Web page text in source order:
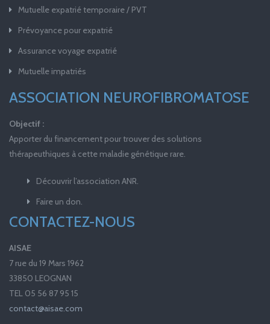
Mutuelle expatrié temporaire / PVT
Prévoyance pour expatrié
Assurance voyage expatrié
Mutuelle impatriés
ASSOCIATION NEUROFIBROMATOSE
Objectif :
Apporter du financement pour trouver des solutions
thérapeuthiques à cette maladie génétique rare.
Découvrir l’association ANR.
Faire un don.
CONTACTEZ-NOUS
AISAE
7 rue du 19 Mars 1962
33850 LEOGNAN
TEL 05 56 87 95 15
contact@aisae.com